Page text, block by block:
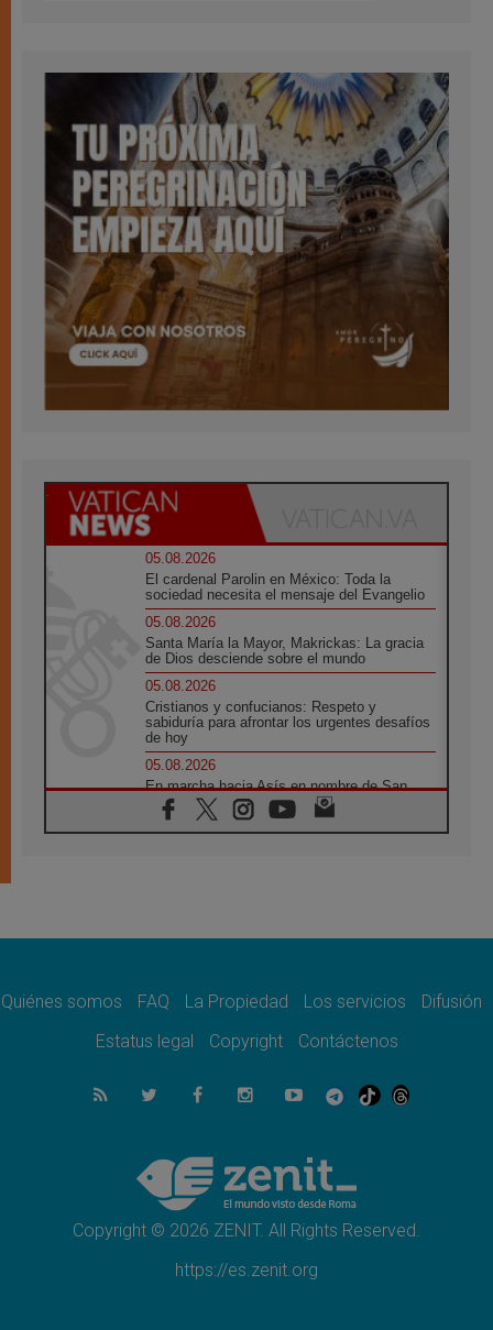
05.08.2026
El cardenal Parolin en México: Toda la
sociedad necesita el mensaje del Evangelio
05.08.2026
Santa María la Mayor, Makrickas: La gracia
de Dios desciende sobre el mundo
05.08.2026
Cristianos y confucianos: Respeto y
sabiduría para afrontar los urgentes desafíos
de hoy
05.08.2026
En marcha hacia Asís en nombre de San
Francisco, a la espera de León
05.08.2026
quienes bendicen la guerra
Ucrania: Ataque masivo en Kyiv durante la
05.08.2026
Colombo: "La visita del Papa a Argentina
05.08.2026
Iglesia en Uruguay: la visita del Papa
fortalecerá la fe y la esperanza
Quiénes somos FAQ La Propiedad Los servicios
Difusión
Estatus legal
Copyright Contáctenos
Copyright © 2026 ZENIT. All Rights Reserved.
https://es.zenit.org